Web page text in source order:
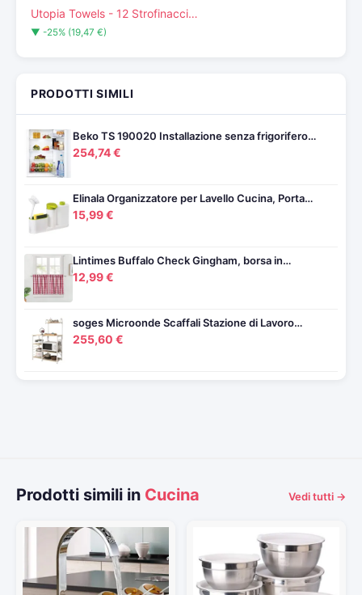
Utopia Towels - 12 Strofinacci…
▼ -25% (19,47 €)
PRODOTTI SIMILI
Beko TS 190020 Installazione senza frigorifero…
254,74 €
Elinala Organizzatore per Lavello Cucina, Porta…
15,99 €
Lintimes Buffalo Check Gingham, borsa in…
12,99 €
soges Microonde Scaffali Stazione di Lavoro…
255,60 €
Prodotti simili in Cucina Vedi tutti →